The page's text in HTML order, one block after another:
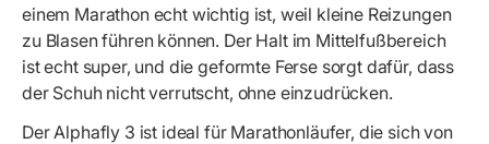
einem Marathon echt wichtig ist, weil kleine Reizungen
zu Blasen führen können. Der Halt im Mittelfußbereich
ist echt super, und die geformte Ferse sorgt dafür, dass
der Schuh nicht verrutscht, ohne einzudrücken.
Der Alphafly 3 ist ideal für Marathonläufer, die sich von